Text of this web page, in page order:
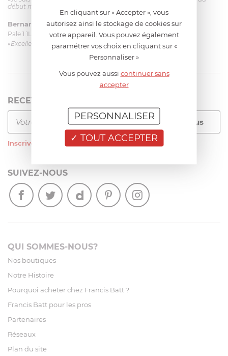
début mais ça le fait. La livraison a été très rapide. ...»
Bernard le 23/06/2026 à 09:43
Pale 1.1L pour Glacier Magimix 11031/121/123/124
«Excellent: produit et livraison»
RECEVEZ LA NEWSLETTER
Inscrivez-vous à notre newsletter
SUIVEZ-NOUS
QUI SOMMES-NOUS?
Nos boutiques
Notre Histoire
Pourquoi acheter chez Francis Batt ?
Francis Batt pour les pros
Partenaires
Réseaux
Plan du site
En cliquant sur « Accepter », vous
autorisez ainsi le stockage de cookies sur
votre appareil. Vous pouvez également
paramétrer vos choix en cliquant sur «
Personnaliser »
Vous pouvez aussi continuer sans
accepter
TOUT ACCEPTER
PERSONNALISER